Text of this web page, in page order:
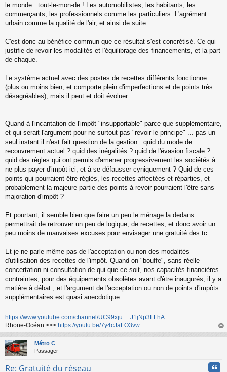
le monde : tout-le-mon-de ! Les automobilistes, les habitants, les
commerçants, les professionnels comme les particuliers. L'agrément
urbain comme la qualité de l'air, et ainsi de suite.
C'est donc au bénéfice commun que ce résultat s'est concrétisé. Ce qui
justifie de revoir les modalités et l'équilibrage des financements, et la part
de chaque.
Le système actuel avec des postes de recettes différents fonctionne
(plus ou moins bien, et comporte plein d'imperfections et de points très
désagréables), mais il peut et doit évoluer.
Quand à l'incantation de l'impôt "insupportable" parce que supplémentaire,
et qui serait l'argument pour ne surtout pas "revoir le principe" ... pas un
seul instant il n'est fait question de la gestion : quid du mode de
recouvrement actuel ? quid des inégalités ? quid de l'évasion fiscale ?
quid des règles qui ont permis d'amener progressivement les sociétés à
ne plus payer d'impôt ici, et à se défausser cyniquement ? Quid de ces
points qui pourraient être réglés, les recettes affectées et réparties, et
probablement la majeure partie des points à revoir pourraient l'être sans
majoration d'impôt ?
Et pourtant, il semble bien que faire un peu le ménage la dedans
permettrait de retrouver un peu de logique, de recettes, et donc avoir un
peu moins de mauvaises excuses pour envisager une gratuité des tc...
Et je ne parle même pas de l'acceptation ou non des modalités
d'utilisation des recettes de l'impôt. Quand on "bouffe", sans réelle
concertation ni consultation de qui que ce soit, nos capacités financières
contraintes, pour des équipements obsolètes avant d'être inaugurés, il y a
matière à débat ; et l'argument de l'acceptation ou non de points d'impôts
supplémentaires est quasi anecdotique.
https://www.youtube.com/channel/UC99xju ... J1jNp3FLhA
Rhone-Océan >>> https://youtu.be/7y4cJaLO3vw
au
Métro C
Passager
Re: Gratuité du réseau